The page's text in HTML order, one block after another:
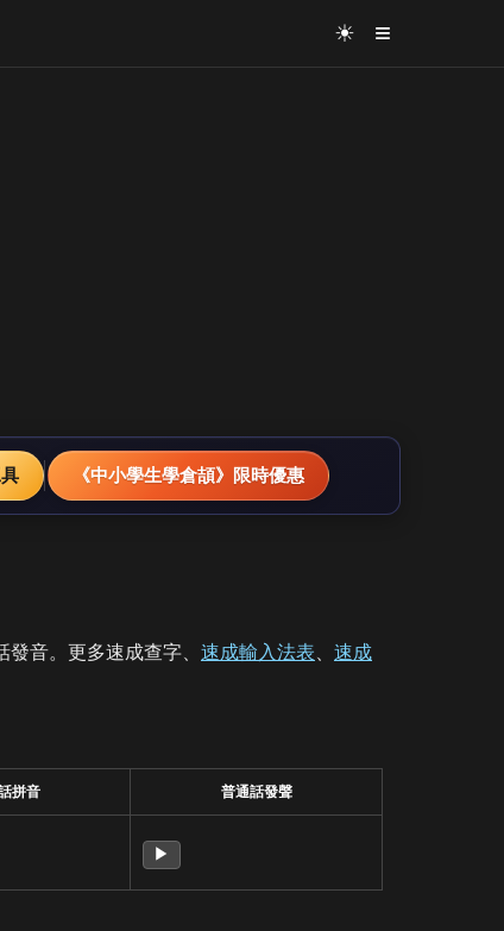
☀ ≡
《中小學生學倉頡》限時優惠
音。更多速成查字、 速成輸入法表、 速成
拼音 普通話發聲
▶